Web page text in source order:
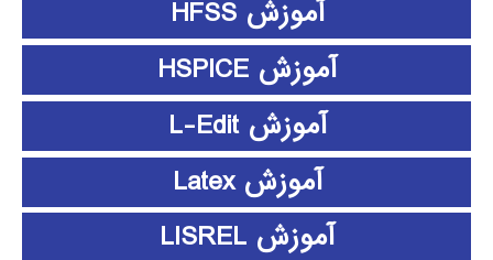
آموزش HFSS
آموزش HSPICE
آموزش L-Edit
آموزش Latex
آموزش LISREL